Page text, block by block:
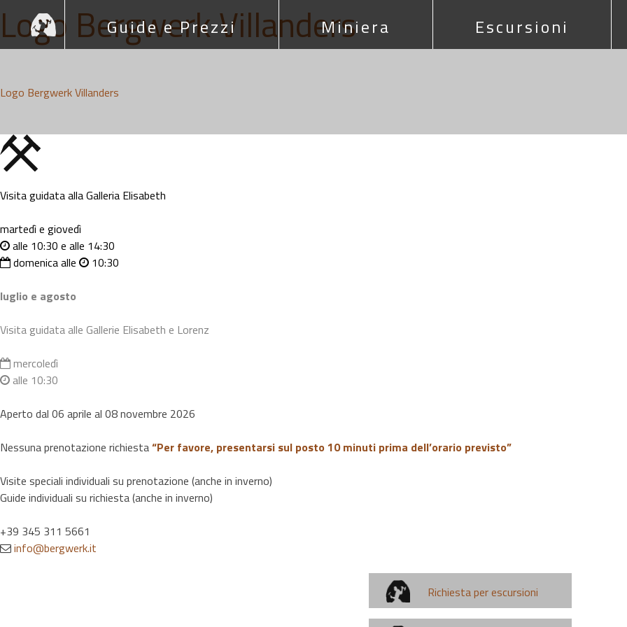
content
Guide e Prezzi Miniera Escursioni
Logo Bergwerk Villanders
Logo Bergwerk Villanders
Visita guidata alla Galleria Elisabeth
martedì e giovedì
alle 10:30 e alle 14:30
domenica alle
10:30
luglio e agosto
Visita guidata alle Gallerie Elisabeth e Lorenz
mercoledì
alle 10:30
Aperto dal 06 aprile al 08 novembre 2026
Nessuna prenotazione richiesta“Per favore, presentarsi sul posto 10 minuti prima dell’orario previsto”
Visite speciali individuali su prenotazione (anche in inverno)
Guide individuali su richiesta (anche in inverno)
+39 345 311 5661
info@bergwerk.it
Richiesta per escursioni